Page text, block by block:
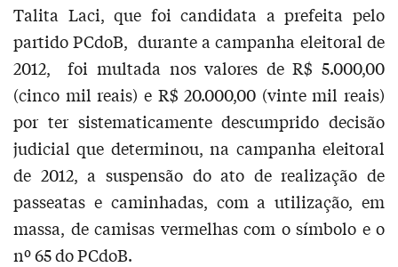
Talita Laci, que foi candidata a prefeita pelo
partido PCdoB, durante a campanha eleitoral de
2012, foi multada nos valores de R$ 5.000,00
(cinco mil reais) e R$ 20.000,00 (vinte mil reais)
por ter sistematicamente descumprido decisão
judicial que determinou, na campanha eleitoral
de 2012, a suspensão do ato de realização de
passeatas e caminhadas, com a utilização, em
massa, de camisas vermelhas com o símbolo e o
nº 65 do PCdoB.